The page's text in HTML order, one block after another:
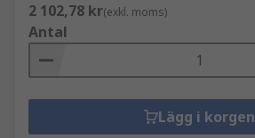
2 102,78 kr(exkl. moms)
Antal
Lägg i korgen